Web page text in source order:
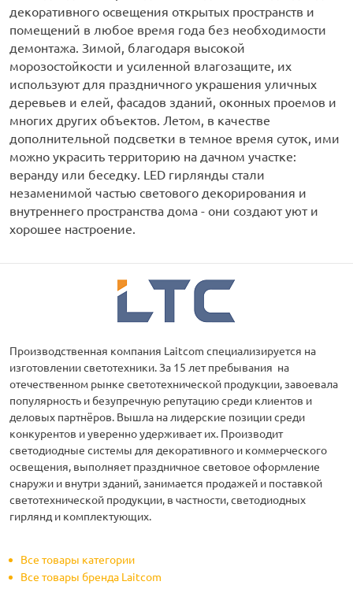
декоративного освещения открытых пространств и
помещений в любое время года без необходимости
демонтажа. Зимой, благодаря высокой
морозостойкости и усиленной влагозащите, их
используют для праздничного украшения уличных
деревьев и елей, фасадов зданий, оконных проемов и
многих других объектов. Летом, в качестве
дополнительной подсветки в темное время суток, ими
можно украсить территорию на дачном участке:
веранду или беседку. LED гирлянды стали
незаменимой частью светового декорирования и
внутреннего пространства дома - они создают уют и
хорошее настроение.
Производственная компания Laitcom специализируется на
изготовлении светотехники. За 15 лет пребывания на
отечественном рынке светотехнической продукции, завоевала
популярность и безупречную репутацию среди клиентов и
деловых партнёров. Вышла на лидерские позиции среди
конкурентов и уверенно удерживает их. Производит
светодиодные системы для декоративного и коммерческого
освещения, выполняет праздничное световое оформление
снаружи и внутри зданий, занимается продажей и поставкой
светотехнической продукции, в частности, светодиодных
гирлянд и комплектующих.
Все товары категории
Все товары бренда Laitcom